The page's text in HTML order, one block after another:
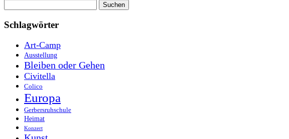
nach:
Schlagwörter
Art-Camp
Ausstellung
Bleiben oder Gehen
Civitella
Colico
Europa
Gerbersruhschule
Heimat
Konzert